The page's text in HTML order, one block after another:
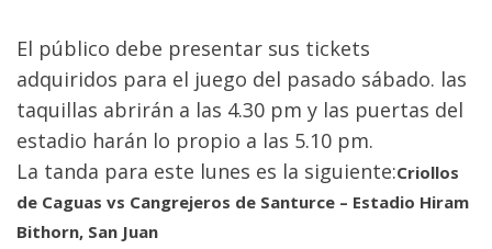
El público debe presentar sus tickets
adquiridos para el juego del pasado sábado. las
taquillas abrirán a las 4.30 pm y las puertas del
estadio harán lo propio a las 5.10 pm.
La tanda para este lunes es la siguiente:Criollos
de Caguas vs Cangrejeros de Santurce – Estadio Hiram
Bithorn, San Juan